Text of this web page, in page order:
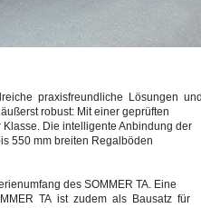
praxisfreundliche Lösungen
robust: Mit einer geprüften
Die intelligente Anbindung der
550 mm breiten Regalböden
des SOMMER TA. Eine
TA ist zudem als Bausatz für